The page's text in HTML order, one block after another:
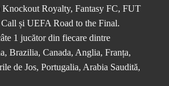
Knockout Royalty, Fantasy FC, FUT
și UEFA Road to the Final.
1 jucător din fiecare dintre
Brazilia, Canada, Anglia, Franța,
de Jos, Portugalia, Arabia Saudită,